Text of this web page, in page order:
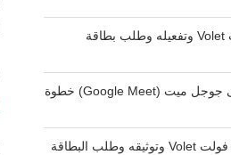
إنشاء حساب بنك فولت Volet وتفعيله وطلب بطاقة
كيفية إنشاء اجتماع على جوجل ميت (Google Meet) خطوة
كيفية التسجيل في بنك فولت Volet وتوثيقه وطلب البطاقة